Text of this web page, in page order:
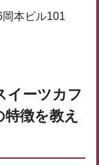
本ビル101
イーツカフ
徴を教え